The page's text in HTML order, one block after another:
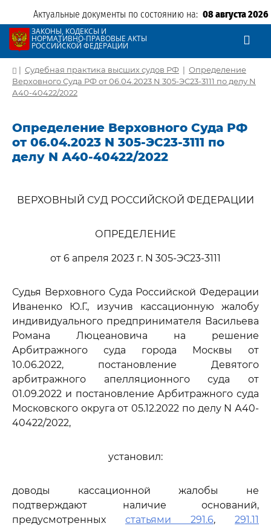
Актуальные документы по состоянию на: 08 августа 2026
ЗАКОНЫ, КОДЕКСЫ И
НОРМАТИВНО-ПРАВОВЫЕ АКТЫ
РОССИЙСКОЙ ФЕДЕРАЦИИ
| Судебная практика высших судов РФ | Определение
Верховного Суда РФ от 06.04.2023 N 305-ЭС23-3111 по делу N
А40-40422/2022
Определение Верховного Суда РФ
от 06.04.2023 N 305-ЭС23-3111 по
делу N А40-40422/2022
ВЕРХОВНЫЙ СУД РОССИЙСКОЙ ФЕДЕРАЦИИ
ОПРЕДЕЛЕНИЕ
от 6 апреля 2023 г. N 305-ЭС23-3111
Судья Верховного Суда Российской Федерации
Иваненко Ю.Г., изучив кассационную жалобу
индивидуального предпринимателя Васильева
Романа Люцеановича на решение
Арбитражного суда города Москвы от
10.06.2022, постановление Девятого
арбитражного апелляционного суда от
01.09.2022 и постановление Арбитражного суда
Московского округа от 05.12.2022 по делу N А40-
40422/2022,
установил:
доводы кассационной жалобы не
подтверждают наличие оснований,
предусмотренных статьями 291.6, 291.11